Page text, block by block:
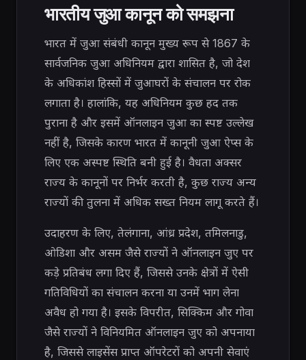
भारतीय जुआ कानून को समझना
भारत में जुआ संबंधी कानून मुख्य रूप से 1867 के
सार्वजनिक जुआ अधिनियम द्वारा शासित है, जो देश
के अधिकांश हिस्सों में जुआघरों के संचालन पर रोक
लगाता है। हालांकि, यह अधिनियम कुछ हद तक
पुराना है और इसमें ऑनलाइन जुआ का स्पष्ट उल्लेख
नहीं है, जिसके कारण भारत में कानूनी जुआ ऐप्स के
लिए एक अस्पष्ट स्थिति बनी हुई है। वैधता अक्सर
राज्य के कानूनों पर निर्भर करती है, कुछ राज्य अन्य
राज्यों की तुलना में अधिक सख्त नियम लागू करते हैं।
उदाहरण के लिए, तेलंगाना, आंध्र प्रदेश, तमिलनाडु,
ओडिशा और असम जैसे राज्यों ने ऑनलाइन जुए पर
कड़े प्रतिबंध लगा दिए हैं, जिससे उनके क्षेत्रों में ऐसी
गतिविधियों का संचालन करना या उनमें भाग लेना
अवैध हो गया है। इसके विपरीत, सिक्किम और गोवा
जैसे राज्यों ने विनियमित ऑनलाइन जुए को अपनाया
है, जिससे लाइसेंस प्राप्त ऑपरेटरों को अपनी सेवाएं